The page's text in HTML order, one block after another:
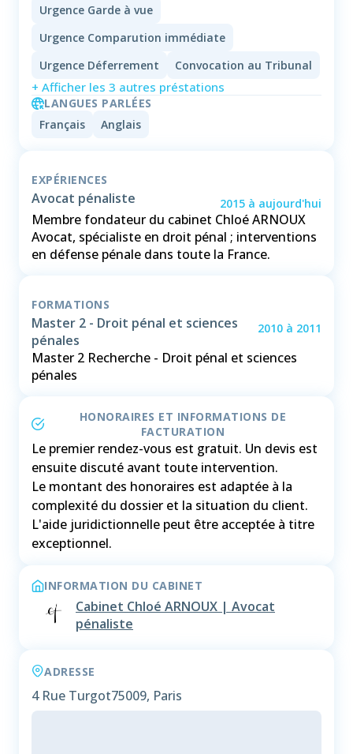
Urgence Garde à vue
Urgence Comparution immédiate
Urgence Déferrement
Convocation au Tribunal
+ Afficher les 3 autres préstations
LANGUES PARLÉES
Français
Anglais
EXPÉRIENCES
Avocat pénaliste 2015 à aujourd'hui
Membre fondateur du cabinet Chloé ARNOUX
Avocat, spécialiste en droit pénal ; interventions
FORMATIONS
Master 2 - Droit pénal et sciences
pénales
2010 à 2011
Master 2 Recherche - Droit pénal et sciences
pénales
HONORAIRES ET INFORMATIONS DE
FACTURATION
Le premier rendez-vous est gratuit. Un devis est
ensuite discuté avant toute intervention.
Le montant des honoraires est adaptée à la
complexité du dossier et la situation du client.
L'aide juridictionnelle peut être acceptée à titre
INFORMATION DU CABINET
Cabinet Chloé ARNOUX | Avocat
pénaliste
ADRESSE
4 Rue Turgot75009, Paris